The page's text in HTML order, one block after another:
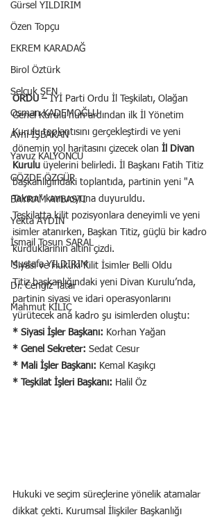
Gürsel YILDIRIM
Özen Topçu
EKREM KARADAĞ
Birol Öztürk
Selçuk ŞEN
Osman KADEMOĞLU
Avni İŞBAKAN
Yavuz KALYONCU
GÖZDE ÖZGÜR
BAYRAM AYBASTI
Yekta AYDIN
İsmail Tosun SARAL
Mustafa YILDIRIM
Dr. Cengiz Tatar
Mahmut KILIÇ
ORDU – İYİ Parti Ordu İl Teşkilatı, Olağan
Genel Kurulu'nun ardından ilk İl Yönetim
Kurulu toplantısını gerçekleştirdi ve yeni
dönemin yol haritasını çizecek olan İl Divan
Kurulu üyelerini belirledi. İl Başkanı Fatih Titiz
başkanlığındaki toplantıda, partinin yeni "A
Takımı" kamuoyuna duyuruldu.
Teşkilatta kilit pozisyonlara deneyimli ve yeni
isimler atanırken, Başkan Titiz, güçlü bir kadro
kurduklarının altını çizdi.
Siyasi ve Hukuki Kilit İsimler Belli Oldu
Titiz başkanlığındaki yeni Divan Kurulu’nda,
partinin siyasi ve idari operasyonlarını
yürütecek ana kadro şu isimlerden oluştu:
* Siyasi İşler Başkanı: Korhan Yağan
* Genel Sekreter: Sedat Cesur
* Mali İşler Başkanı: Kemal Kaşıkçı
* Teşkilat İşleri Başkanı: Halil Öz
Hukuki ve seçim süreçlerine yönelik atamalar
dikkat çekti. Kurumsal İlişkiler Başkanlığı